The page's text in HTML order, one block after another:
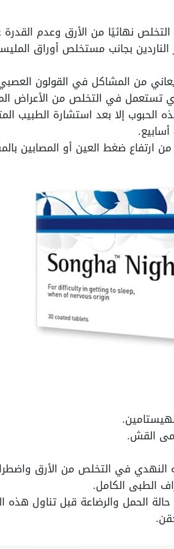
نهائيًا من الأرق وعدم القدرة
بجانب مستخلص أوراق
من المشاكل في القولون
في التخلص من الأعراض
الحبوب إلا بعد استشارة الطبيب
ارتفاع ضغط العين أو المصابين
القش.
في التخلص من الأرق
الطبى الكامل.
الحمل والرضاعة قبل تناول هذه